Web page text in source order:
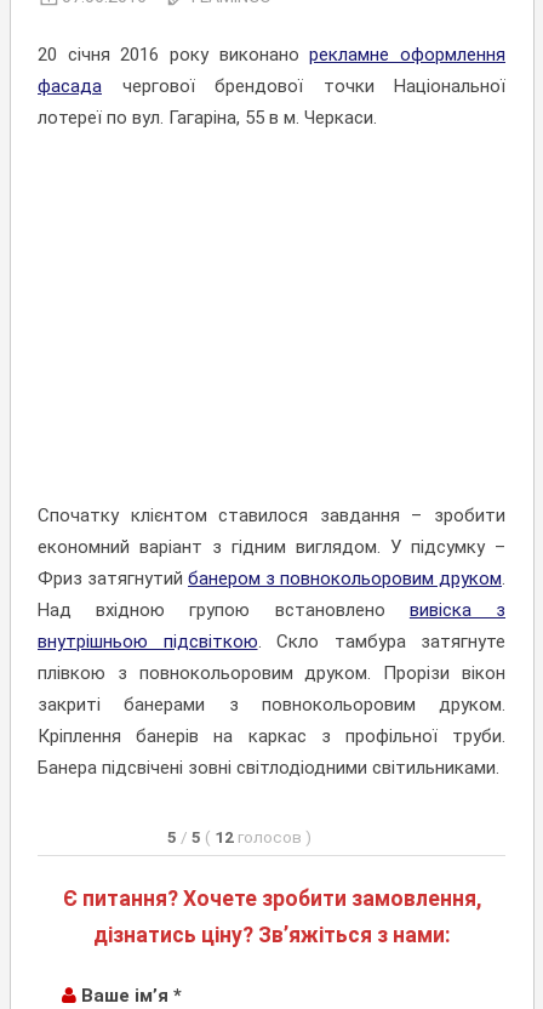
20 січня 2016 року виконанорекламне оформлення
фасада чергової брендової точки Національної
лотереї по вул. Гагаріна, 55 в м. Черкаси.
Спочатку клієнтом ставилося завдання – зробити
економний варіант з гідним виглядом. У підсумку –
Фриз затягнутий банером з повнокольоровим друком.
Над вхідною групою встановлено вивіска з
внутрішньою підсвіткою. Скло тамбура затягнуте
плівкою з повнокольоровим друком. Прорізи вікон
закриті банерами з повнокольоровим друком.
Кріплення банерів на каркас з профільної труби.
Банера підсвічені зовні світлодіодними світильниками.
5 / 5 ( 12 голосов )
Є питання? Хочете зробити замовлення,
дізнатись ціну? Зв’яжіться з нами:
Ваше ім’я *